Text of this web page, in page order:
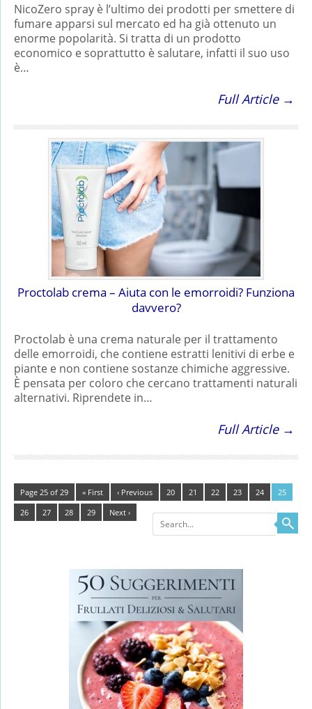
NicoZero spray è l’ultimo dei prodotti per smettere di
fumare apparsi sul mercato ed ha già ottenuto un
enorme popolarità. Si tratta di un prodotto
economico e soprattutto è salutare, infatti il suo uso
è…
Full Article →
Proctolab crema – Aiuta con le emorroidi? Funziona
davvero?
Proctolab è una crema naturale per il trattamento
delle emorroidi, che contiene estratti lenitivi di erbe e
piante e non contiene sostanze chimiche aggressive.
È pensata per coloro che cercano trattamenti naturali
alternativi. Riprendete in…
Full Article →
Page 25 of 29 « First ‹ Previous 20 21 22 23 24
25
26
27 28 29 Next › Search